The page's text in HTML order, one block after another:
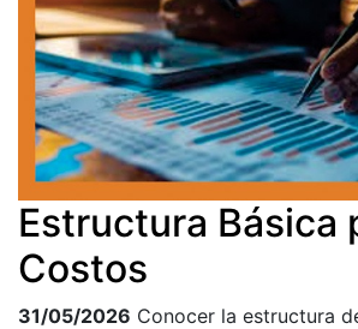
Estructura Básica
Costos
31/05/2026 Conocer la estructura